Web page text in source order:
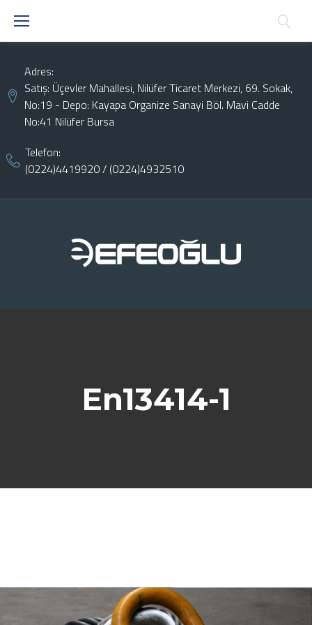
Skip
Adres:
Satış: Üçevler Mahallesi, Nilüfer Ticaret Merkezi, 69. Sokak,
No:19 - Depo: Kayapa Organize Sanayi Böl. Mavi Cadde
No:41 Nilüfer Bursa
Telefon:
(0224)4419920/ (0224)4932510
En13414-1